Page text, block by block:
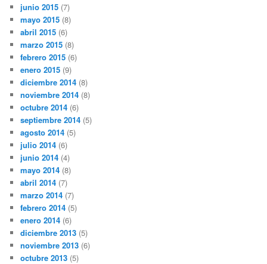
junio 2015 (7)
mayo 2015 (8)
abril 2015 (6)
marzo 2015 (8)
febrero 2015 (6)
enero 2015 (9)
diciembre 2014 (8)
noviembre 2014 (8)
octubre 2014 (6)
septiembre 2014 (5)
agosto 2014 (5)
julio 2014 (6)
junio 2014 (4)
mayo 2014 (8)
abril 2014 (7)
marzo 2014 (7)
febrero 2014 (5)
enero 2014 (6)
diciembre 2013 (5)
noviembre 2013 (6)
octubre 2013 (5)